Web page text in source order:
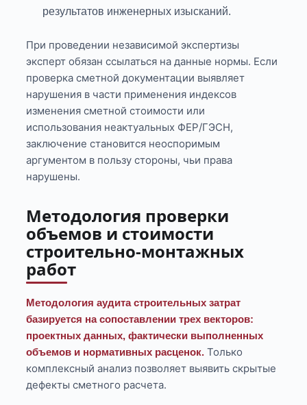
результатов инженерных изысканий.
При проведении независимой экспертизы
эксперт обязан ссылаться на данные нормы. Если
проверка сметной документации выявляет
нарушения в части применения индексов
изменения сметной стоимости или
использования неактуальных ФЕР/ГЭСН,
заключение становится неоспоримым
аргументом в пользу стороны, чьи права
нарушены.
Методология проверки
объемов и стоимости
строительно-монтажных
работ
Методология аудита строительных затрат
базируется на сопоставлении трех векторов:
проектных данных, фактически выполненных
объемов и нормативных расценок. Только
комплексный анализ позволяет выявить скрытые
дефекты сметного расчета.